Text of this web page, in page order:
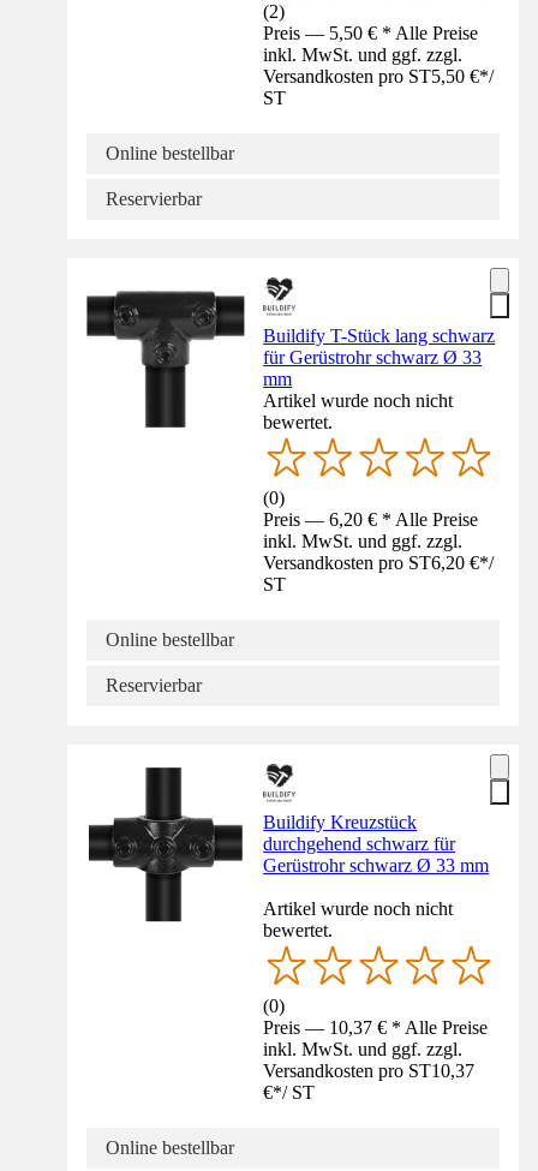
(2)
Preis — 5,50 € * Alle Preise
inkl. MwSt. und ggf. zzgl.
Versandkosten pro ST5,50 €*/
ST
Online bestellbar
Reservierbar
Buildify T-Stück lang schwarz
für Gerüstrohr schwarz Ø 33
mm
Artikel wurde noch nicht
bewertet.
(0)
Preis — 6,20 € * Alle Preise
inkl. MwSt. und ggf. zzgl.
Versandkosten pro ST6,20 €*/
ST
Online bestellbar
Reservierbar
Buildify Kreuzstück
durchgehend schwarz für
Gerüstrohr schwarz Ø 33 mm
Artikel wurde noch nicht
bewertet.
(0)
Preis — 10,37 € * Alle Preise
inkl. MwSt. und ggf. zzgl.
Versandkosten pro ST10,37
€*/ ST
Online bestellbar